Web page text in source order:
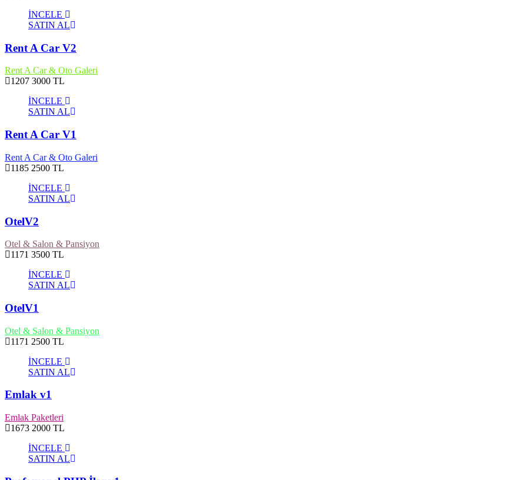
İNCELE
SATIN AL
Rent A Car V2
Rent A Car & Oto Galeri
1207 3000 TL
İNCELE
SATIN AL
Rent A Car V1
Rent A Car & Oto Galeri
1185 2500 TL
İNCELE
SATIN AL
OtelV2
Otel & Salon & Pansiyon
1171 3500 TL
İNCELE
SATIN AL
OtelV1
Otel & Salon & Pansiyon
1171 2500 TL
İNCELE
SATIN AL
Emlak v1
Emlak Paketleri
1673 2000 TL
İNCELE
SATIN AL